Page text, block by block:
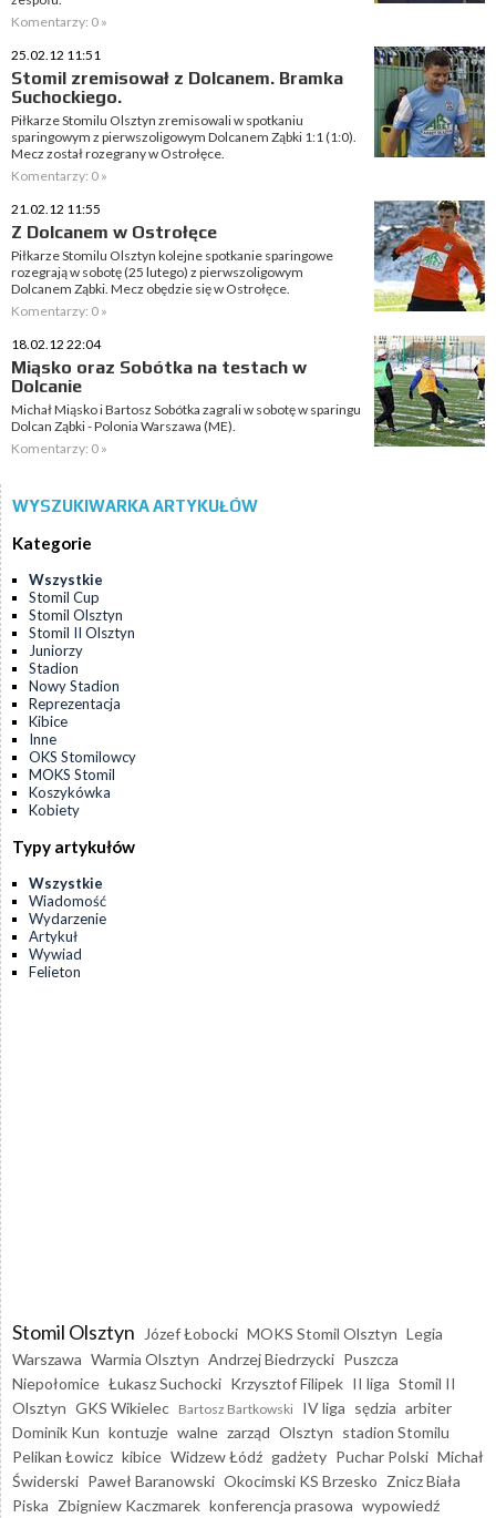
Komentarzy: 0 »
25.02.12 11:51
Stomil zremisował z Dolcanem. Bramka
Suchockiego.
Piłkarze Stomilu Olsztyn zremisowali w spotkaniu
sparingowym z pierwszoligowym Dolcanem Ząbki 1:1 (1:0).
Mecz został rozegrany w Ostrołęce.
Komentarzy: 0 »
21.02.12 11:55
Z Dolcanem w Ostrołęce
Piłkarze Stomilu Olsztyn kolejne spotkanie sparingowe
rozegrają w sobotę (25 lutego) z pierwszoligowym
Dolcanem Ząbki. Mecz obędzie się w Ostrołęce.
Komentarzy: 0 »
18.02.12 22:04
Miąsko oraz Sobótka na testach w
Dolcanie
Michał Miąsko i Bartosz Sobótka zagrali w sobotę w sparingu
Dolcan Ząbki - Polonia Warszawa (ME).
Komentarzy: 0 »
WYSZUKIWARKA ARTYKUŁÓW
Kategorie
Wszystkie
Stomil Cup
Stomil Olsztyn
Stomil II Olsztyn
Juniorzy
Stadion
Nowy Stadion
Reprezentacja
Kibice
Inne
OKS Stomilowcy
MOKS Stomil
Koszykówka
Kobiety
Typy artykułów
Wszystkie
Wiadomość
Wydarzenie
Artykuł
Wywiad
Felieton
Stomil Olsztyn Józef Łobocki MOKS Stomil Olsztyn Legia
Warszawa Warmia Olsztyn Andrzej Biedrzycki Puszcza
Niepołomice Łukasz Suchocki Krzysztof Filipek II liga Stomil II
Olsztyn GKS Wikielec Bartosz Bartkowski IV liga sędzia arbiter
Dominik Kun kontuzje walne zarząd Olsztyn stadion Stomilu
Pelikan Łowicz kibice Widzew Łódź gadżety Puchar Polski Michał
Świderski Paweł Baranowski Okocimski KS Brzesko Znicz Biała
Piska Zbigniew Kaczmarek konferencja prasowa wypowiedź